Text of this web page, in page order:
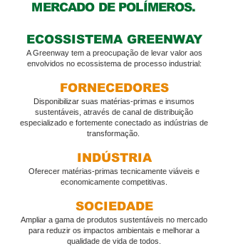
MERCADO DE POLÍMEROS.
ECOSSISTEMA GREENWAY
A Greenway tem a preocupação de levar valor aos
envolvidos no ecossistema de processo industrial:
FORNECEDORES
Disponibilizar suas matérias-primas e insumos
sustentáveis, através de canal de distribuição
especializado e fortemente conectado as indústrias de
transformação.
INDÚSTRIA
Oferecer matérias-primas tecnicamente viáveis e
economicamente competitivas.
SOCIEDADE
Ampliar a gama de produtos sustentáveis no mercado
para reduzir os impactos ambientais e melhorar a
qualidade de vida de todos.